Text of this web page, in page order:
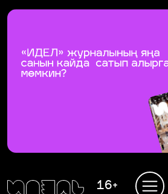
16+